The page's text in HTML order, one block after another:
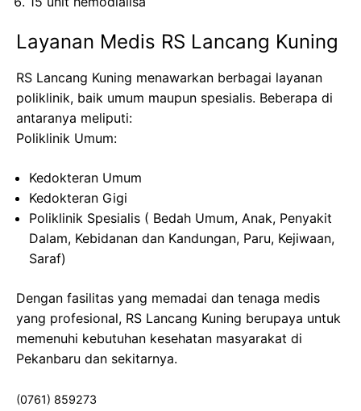
Layanan Medis RS Lancang Kuning
RS Lancang Kuning menawarkan berbagai layanan
poliklinik, baik umum maupun spesialis. Beberapa di
antaranya meliputi:
Poliklinik Umum:
Kedokteran Umum
Kedokteran Gigi
Poliklinik Spesialis ( Bedah Umum, Anak, Penyakit
Dalam, Kebidanan dan Kandungan, Paru, Kejiwaan,
Saraf)
Dengan fasilitas yang memadai dan tenaga medis
yang profesional, RS Lancang Kuning berupaya untuk
memenuhi kebutuhan kesehatan masyarakat di
Pekanbaru dan sekitarnya.
(0761) 859273